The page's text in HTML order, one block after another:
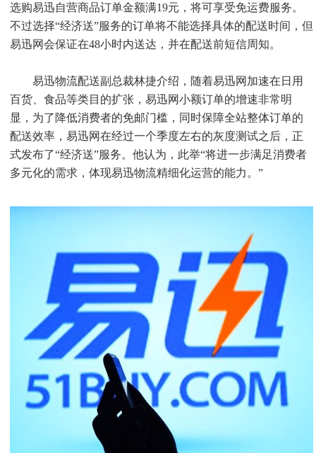
选购易迅自营商品订单金额满19元，将可享受免运费服务。
不过选择“经济送”服务的订单将不能选择具体的配送时间，但
易迅网会保证在48小时内送达，并在配送前短信周知。
易迅物流配送副总裁林捷介绍，随着易迅网加速在日用
百货、食品等类目的扩张，易迅网小额订单的增速非常明
显，为了降低消费者的免邮门槛，同时保障全站整体订单的
配送效率，易迅网在经过一个季度左右的灰度测试之后，正
式发布了“经济送”服务。他认为，此举“将进一步满足消费者
多元化的需求，体现易迅物流精细化运营的能力。”